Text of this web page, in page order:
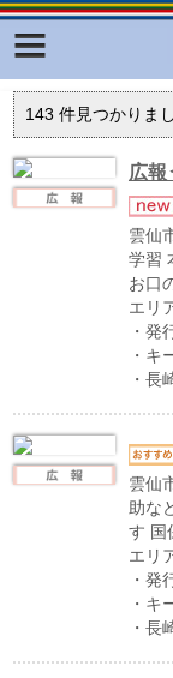
143 件見つかりま
広報
雲仙
学習
お口
エリ
・発
・キ
・長
雲仙
助な
す 国
エリ
・発
・キ
・長
Facebook
ふくいろキラリ
ラリー（TOKYO
復興応援企画
はじめてご利用
広報誌ナビ
明治日本の産
関連遺産
大学・専門学
ハイスクール
小・中学校ナビ